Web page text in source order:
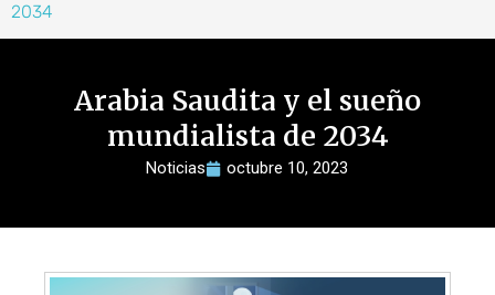
2034
Arabia Saudita y el sueño
mundialista de 2034
Noticias octubre 10, 2023